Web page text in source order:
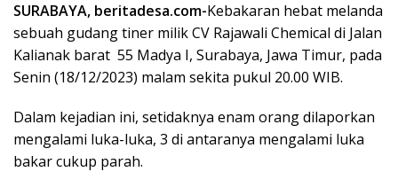
SURABAYA, beritadesa.com-Kebakaran hebat melanda
sebuah gudang tiner milik CV Rajawali Chemical di Jalan
Kalianak barat 55 Madya I, Surabaya, Jawa Timur, pada
Senin (18/12/2023) malam sekita pukul 20.00 WIB.
Dalam kejadian ini, setidaknya enam orang dilaporkan
mengalami luka-luka, 3 di antaranya mengalami luka
bakar cukup parah.